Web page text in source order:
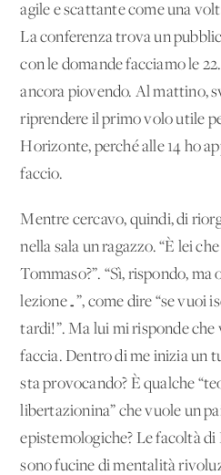
agile e scattante come una
La conferenza trova un
con le domande facciamo le
ancora piovendo. Al mattino,
riprendere il primo volo utile
Horizonte, perché alle 14 ho
faccio.
Mentre cercavo, quindi, di
nella sala un ragazzo. “È lei
Tommaso?”. “Sì, rispondo, ma
lezione…”, come dire “se vuoi
tardi!”. Ma lui mi risponde che
faccia. Dentro di me inizia un
sta provocando? È qualche
libertazionina” che vuole un
epistemologiche? Le facoltà
sono fucine di mentalità